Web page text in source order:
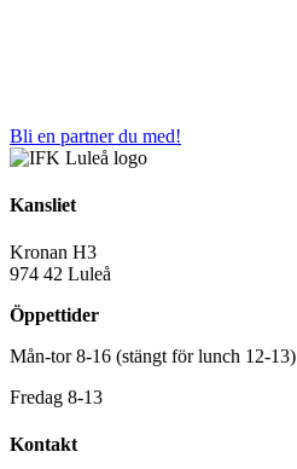
Bli en partner du med!
Kansliet
Kronan H3
974 42 Luleå
Öppettider
Mån-tor 8-16 (stängt för lunch 12-13)
Fredag 8-13
Kontakt